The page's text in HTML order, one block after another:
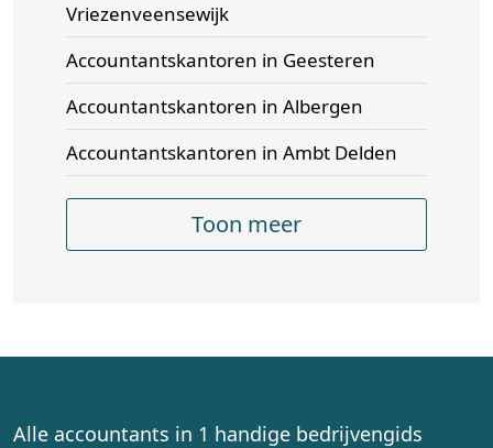
Vriezenveensewijk
Accountantskantoren in Geesteren
Accountantskantoren in Albergen
Accountantskantoren in Ambt Delden
Toon meer
Alle accountants in 1 handige bedrijvengids